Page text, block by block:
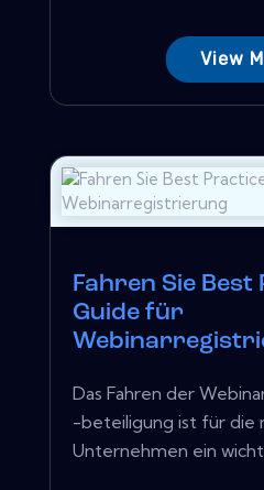
View
Fahren Sie
Guide für
Das Fahren der
-beteiligung ist für die
Unternehmen ein